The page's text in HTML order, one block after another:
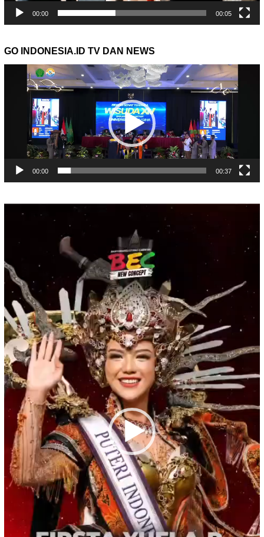
00:00 00:05
GO INDONESIA.ID TV DAN NEWS
Pemutar
00:00 00:37